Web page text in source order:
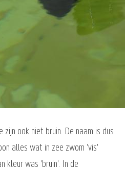
zijn ook niet bruin. De naam is dus
alles wat in zee zwom 'vis'
kleur was 'bruin'. In de